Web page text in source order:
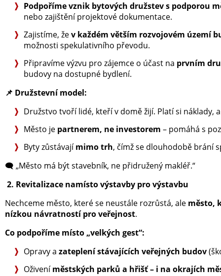
Podpoříme vznik bytových družstev s podporou
nebo zajištění projektové dokumentace.
Zajistíme, žev každém větším rozvojovém území
možnosti spekulativního převodu.
Připravíme výzvu pro zájemce o účast na prvním
budovy na dostupné bydlení.
📌 Družstevní model:
Družstvo tvoří lidé, kteří v domě žijí. Platí si náklady,
Město je partnerem, ne investorem – pomáhá s
Byty zůstávajímimo trh, čímž se dlouhodobě brání
🗨️ „Město má být stavebník, ne přidružený makléř.“
2. Revitalizace namísto výstavby pro výstavbu
Nechceme město, které se neustále rozrůstá, ale město,
nízkou návratností pro veřejnost.
Co podpoříme místo „velkých gest“:
Opravy a zateplení stávajících veřejných budov
Oživeníměstských parků a hřišť – i na okrajích